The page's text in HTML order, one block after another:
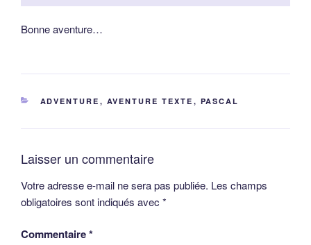
Bonne aventure…
CATÉGORIES
ADVENTURE , AVENTURE TEXTE , PASCAL
Laisser un commentaire
Votre adresse e-mail ne sera pas publiée. Les champs
obligatoires sont indiqués avec *
Commentaire*